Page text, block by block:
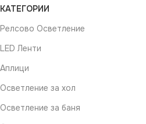
КАТЕГОРИИ
Релсово Осветление
LED Ленти
Аплици
Осветление за хол
Осветление за баня